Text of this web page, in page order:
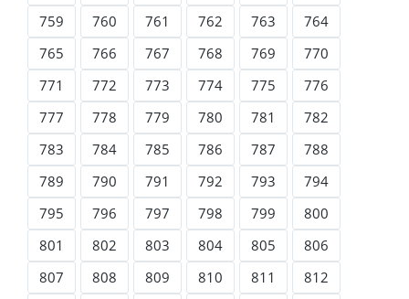
759
760 761 762 763
764
765
766 767 768 769
770
771
772 773 774 775
776
777
778 779 780 781
782
783
784 785 786 787
788
789
790 791 792 793
794
795
796 797 798 799
800
801
802 803 804 805
806
807
808 809 810 811
812